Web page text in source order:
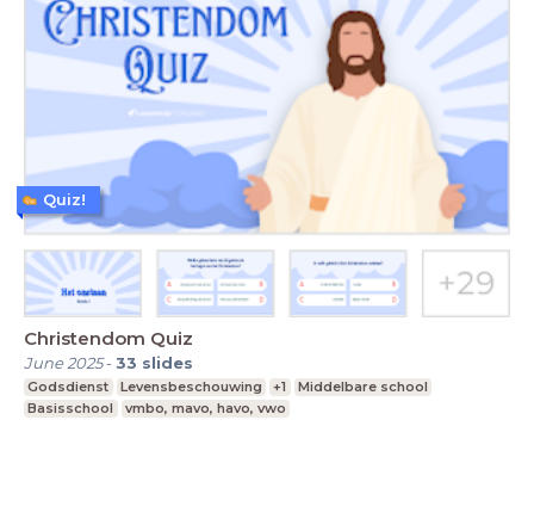
Christendom Quiz
June 2025-33 slides
Godsdienst Levensbeschouwing +1
Middelbare school
Basisschool
vmbo, mavo, havo, vwo
Quiz!